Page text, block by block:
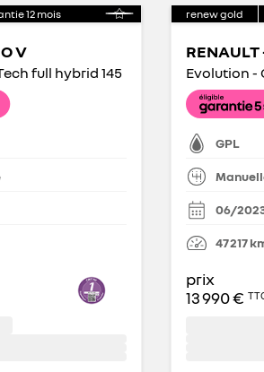
12 mois
V
full hybrid 145
renew gold
RENAULT
Evolution -
GPL
06/
47 217
prix
13 990 €